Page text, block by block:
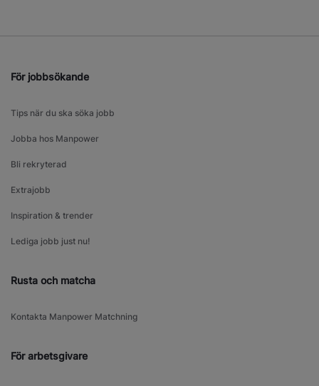
För jobbsökande
Tips när du ska söka jobb
Jobba hos Manpower
Bli rekryterad
Extrajobb
Inspiration & trender
Lediga jobb just nu!
Rusta och matcha
Kontakta Manpower Matchning
För arbetsgivare